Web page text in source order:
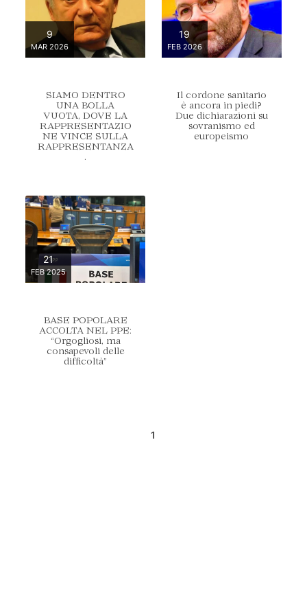
9
MAR 2026
SIAMO DENTRO
UNA BOLLA
VUOTA, DOVE LA
RAPPRESENTAZIO
NE VINCE SULLA
RAPPRESENTANZA
.
19
FEB 2026
Il cordone sanitario
è ancora in piedi?
Due dichiarazioni su
sovranismo ed
europeismo
21
FEB 2025
BASE POPOLARE
ACCOLTA NEL PPE:
“Orgogliosi, ma
consapevoli delle
difficoltà”
1